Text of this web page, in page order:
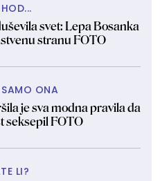
svet: Lepa Bosanka
stranu FOTO
ONA
je sva modna pravila da
seksepil FOTO
LI?